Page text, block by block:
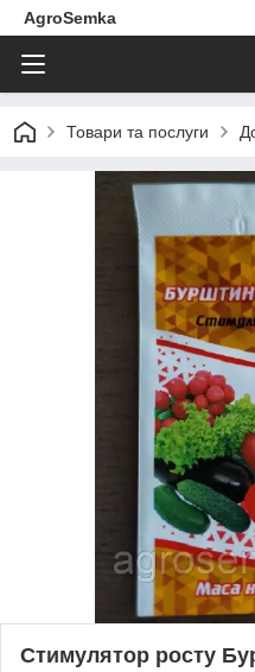
AgroSemka
Товари та послуги
Стимулятор росту